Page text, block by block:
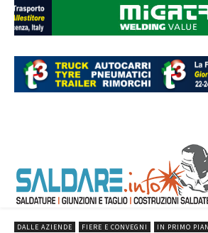
DALLE AZIENDE FIERE E CONVEGNI IN PRIMO